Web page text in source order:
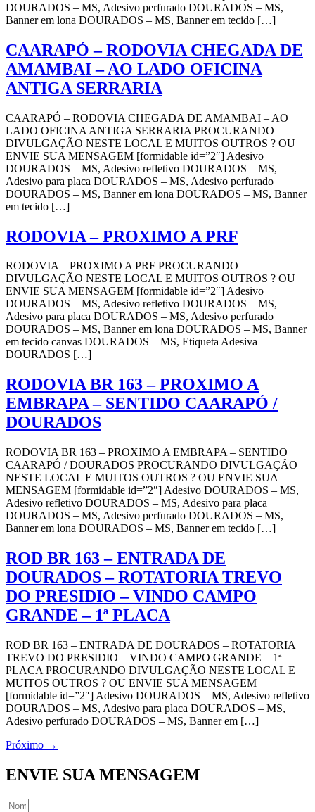
DOURADOS – MS, Adesivo perfurado DOURADOS – MS,
Banner em lona DOURADOS – MS, Banner em tecido […]
CAARAPÓ – RODOVIA CHEGADA DE
AMAMBAI – AO LADO OFICINA
ANTIGA SERRARIA
CAARAPÓ – RODOVIA CHEGADA DE AMAMBAI – AO
LADO OFICINA ANTIGA SERRARIA PROCURANDO
DIVULGAÇÃO NESTE LOCAL E MUITOS OUTROS ? OU
ENVIE SUA MENSAGEM [formidable id=”2″] Adesivo
DOURADOS – MS, Adesivo refletivo DOURADOS – MS,
Adesivo para placa DOURADOS – MS, Adesivo perfurado
DOURADOS – MS, Banner em lona DOURADOS – MS, Banner
em tecido […]
RODOVIA – PROXIMO A PRF
RODOVIA – PROXIMO A PRF PROCURANDO
DIVULGAÇÃO NESTE LOCAL E MUITOS OUTROS ? OU
ENVIE SUA MENSAGEM [formidable id=”2″] Adesivo
DOURADOS – MS, Adesivo refletivo DOURADOS – MS,
Adesivo para placa DOURADOS – MS, Adesivo perfurado
DOURADOS – MS, Banner em lona DOURADOS – MS, Banner
em tecido canvas DOURADOS – MS, Etiqueta Adesiva
DOURADOS […]
RODOVIA BR 163 – PROXIMO A
EMBRAPA – SENTIDO CAARAPÓ /
DOURADOS
RODOVIA BR 163 – PROXIMO A EMBRAPA – SENTIDO
CAARAPÓ / DOURADOS PROCURANDO DIVULGAÇÃO
NESTE LOCAL E MUITOS OUTROS ? OU ENVIE SUA
MENSAGEM [formidable id=”2″] Adesivo DOURADOS – MS,
Adesivo refletivo DOURADOS – MS, Adesivo para placa
DOURADOS – MS, Adesivo perfurado DOURADOS – MS,
Banner em lona DOURADOS – MS, Banner em tecido […]
ROD BR 163 – ENTRADA DE
DOURADOS – ROTATORIA TREVO
DO PRESIDIO – VINDO CAMPO
GRANDE – 1ª PLACA
ROD BR 163 – ENTRADA DE DOURADOS – ROTATORIA
TREVO DO PRESIDIO – VINDO CAMPO GRANDE – 1ª
PLACA PROCURANDO DIVULGAÇÃO NESTE LOCAL E
MUITOS OUTROS ? OU ENVIE SUA MENSAGEM
[formidable id=”2″] Adesivo DOURADOS – MS, Adesivo refletivo
DOURADOS – MS, Adesivo para placa DOURADOS – MS,
Adesivo perfurado DOURADOS – MS, Banner em […]
Próximo →
ENVIE SUA MENSAGEM